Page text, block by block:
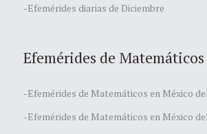
-Efemérides diarias de Diciembre
Efemérides de
-Efemérides de Matemáticos en México
-Efemérides de Matemáticos en México